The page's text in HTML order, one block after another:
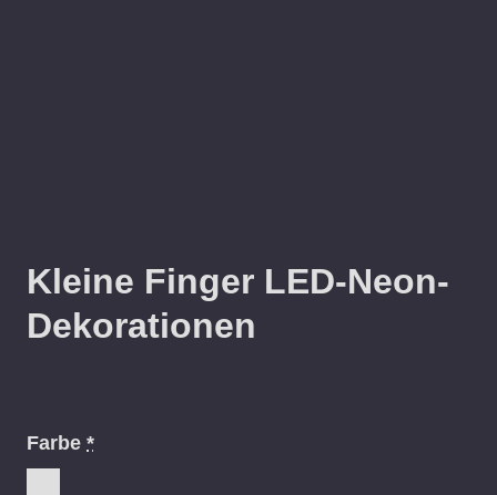
Kleine Finger LED-Neon-
Dekorationen
Farbe *